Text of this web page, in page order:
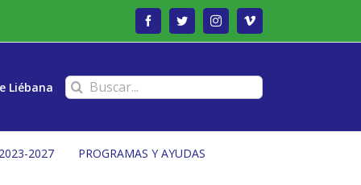
FacebookTwitterInstagramVimeo
Liébana Buscar:
2027 PROGRAMAS Y AYUDAS